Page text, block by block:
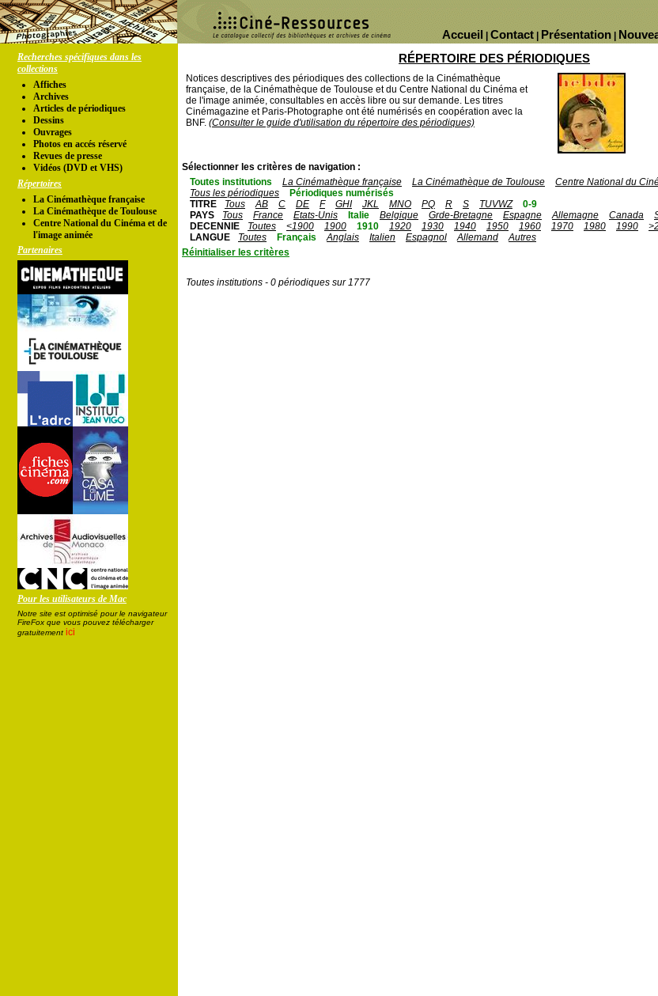
Présentation
Contact
Accueil
Recherches spécifiques dans les
collections
Affiches
Archives
Articles de périodiques
Dessins
Ouvrages
Photos en accés réservé
Revues de presse
Vidéos (DVD et VHS)
Répertoires
La Cinémathèque française
La Cinémathèque de Toulouse
Centre National du Cinéma et de
l'image animée
Partenaires
Pour les utilisateurs de Mac
Notre site est optimisé pour le navigateur
FireFox que vous pouvez télécharger
gratuitement ici
RÉPERTOIRE DES PÉRIODIQUES
Notices descriptives des périodiques des collections de la Cinémathèque
française, de la Cinémathèque de Toulouse et du Centre National du Cinéma et
de l'image animée, consultables en accès libre ou sur demande. Les titres
Cinémagazine et Paris-Photographe ont été numérisés en coopération avec la
BNF. (Consulter le guide d'utilisation du répertoire des périodiques)
Sélectionner les critères de navigation :
Toutes institutions
La Cinémathèque française La Cinémathèque de Toulouse
Centre National du
Tous les périodiques
Périodiques numérisés
TITRE
Tous AB C DE F GHI JKL MNO PQ R S TUVWZ
0-9
PAYS
Tous France Etats-Unis Italie Belgique Grde-Bretagne Espagne Allemagne Canada
DECENNIE
Toutes <1900 1900 1910 1920 1930 1940 1950 1960 1970 1980 1990
LANGUE
Toutes Français Anglais Italien Espagnol Allemand
Autres
Réinitialiser les critères
Toutes institutions - 0 périodiques sur 1777